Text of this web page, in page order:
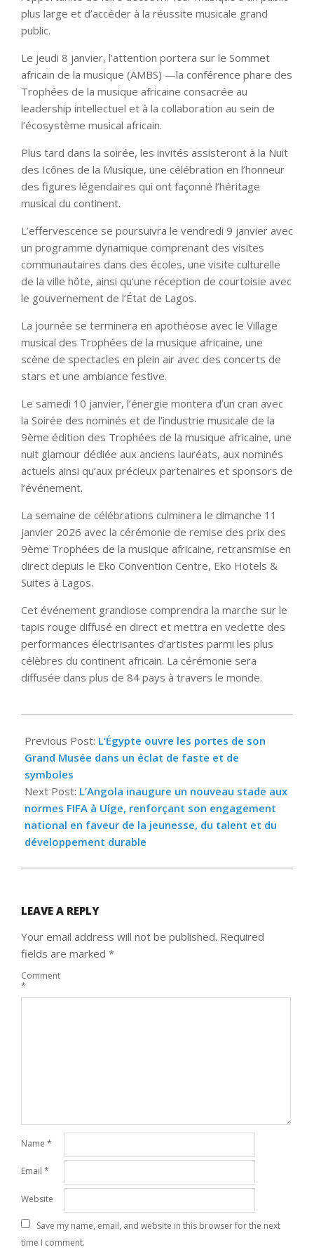
plus large et d’accéder à la réussite musicale grand
public.
Le jeudi 8 janvier, l’attention portera sur le Sommet
africain de la musique (AMBS) —la conférence phare des
Trophées de la musique africaine consacrée au
leadership intellectuel et à la collaboration au sein de
l’écosystème musical africain.
Plus tard dans la soirée, les invités assisteront à la Nuit
des Icônes de la Musique, une célébration en l’honneur
des figures légendaires qui ont façonné l’héritage
musical du continent.
L’effervescence se poursuivra le vendredi 9 janvier avec
un programme dynamique comprenant des visites
communautaires dans des écoles, une visite culturelle
de la ville hôte, ainsi qu’une réception de courtoisie avec
le gouvernement de l’État de Lagos.
La journée se terminera en apothéose avec le Village
musical des Trophées de la musique africaine, une
scène de spectacles en plein air avec des concerts de
stars et une ambiance festive.
Le samedi 10 janvier, l’énergie montera d’un cran avec
la Soirée des nominés et de l’industrie musicale de la
9ème édition des Trophées de la musique africaine, une
nuit glamour dédiée aux anciens lauréats, aux nominés
actuels ainsi qu’aux précieux partenaires et sponsors de
l’événement.
La semaine de célébrations culminera le dimanche 11
janvier 2026 avec la cérémonie de remise des prix des
9ème Trophées de la musique africaine, retransmise en
direct depuis le Eko Convention Centre, Eko Hotels &
Suites à Lagos.
Cet événement grandiose comprendra la marche sur le
tapis rouge diffusé en direct et mettra en vedette des
performances électrisantes d’artistes parmi les plus
célèbres du continent africain. La cérémonie sera
diffusée dans plus de 84 pays à travers le monde.
11-
06
Previous Post: L’Égypte ouvre les portes de son
Grand Musée dans un éclat de faste et de
symboles
Next Post: L’Angola inaugure un nouveau stade aux
normes FIFA à Uíge, renforçant son engagement
national en faveur de la jeunesse, du talent et du
développement durable
LEAVE A REPLY
Your email address will not be published. Required
fields are marked *
Comment
*
Name *
Email *
Website
Save my name, email, and website in this browser for the next
time I comment.